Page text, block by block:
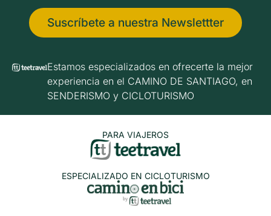
Suscríbete a nuestra Newslettter
Estamos especializados en ofrecerte la mejor
experiencia en el CAMINO DE SANTIAGO, en
SENDERISMO y CICLOTURISMO
PARA VIAJEROS
ESPECIALIZADO EN CICLOTURISMO